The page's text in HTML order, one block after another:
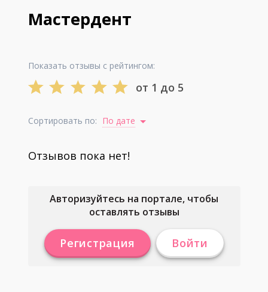
Мастердент
Показать отзывы с рейтингом:
от 1 до 5
Сортировать по: По дате
Отзывов пока нет!
Авторизуйтесь на портале, чтобы
оставлять отзывы
Регистрация Войти